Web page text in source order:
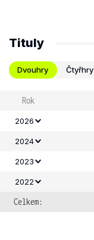
Tituly
Dvouhry Čtyřhry
Rok
2026
2024
2023
2022
Celkem: